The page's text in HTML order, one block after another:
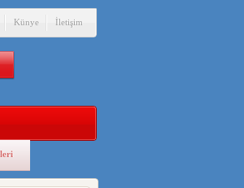
Künye İletişim
ÇKP DEVLET
2...
KARŞI
YAPACAK